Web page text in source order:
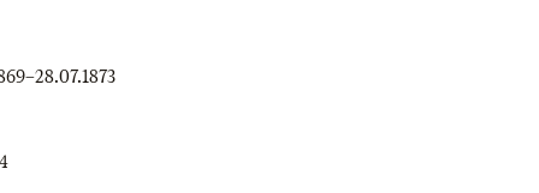
–28.07.1873